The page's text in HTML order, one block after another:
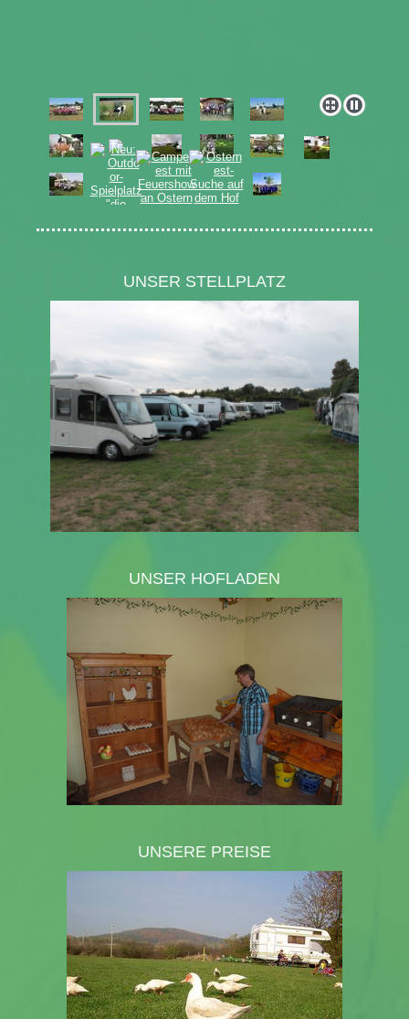
UNSER STELLPLATZ
UNSER HOFLADEN
UNSERE PREISE